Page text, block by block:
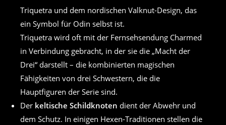
Triquetra und dem nordischen Valknut-Design, das
ein Symbol für Odin selbst ist.
Triquetra wird oft mit der Fernsehsendung Charmed
in Verbindung gebracht, in der sie die „Macht der
Drei“ darstellt – die kombinierten magischen
Fähigkeiten von drei Schwestern, die die
Hauptfiguren der Serie sind.
Der keltische Schildknoten dient der Abwehr und
dem Schutz. In einigen Hexen-Traditionen stellen die